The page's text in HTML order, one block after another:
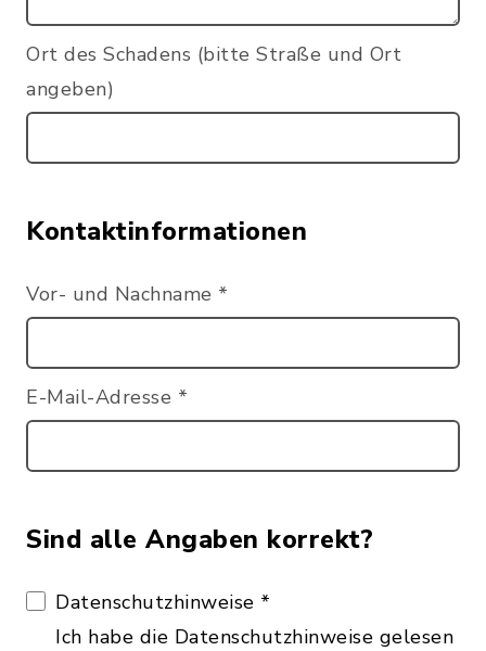
Ort des Schadens (bitte Straße und Ort
angeben)
Kontaktinformationen
Vor- und Nachname *
E-Mail-Adresse *
Sind alle Angaben korrekt?
Datenschutzhinweise *
Ich habe die Datenschutzhinweise gelesen